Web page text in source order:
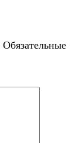
Обязательные